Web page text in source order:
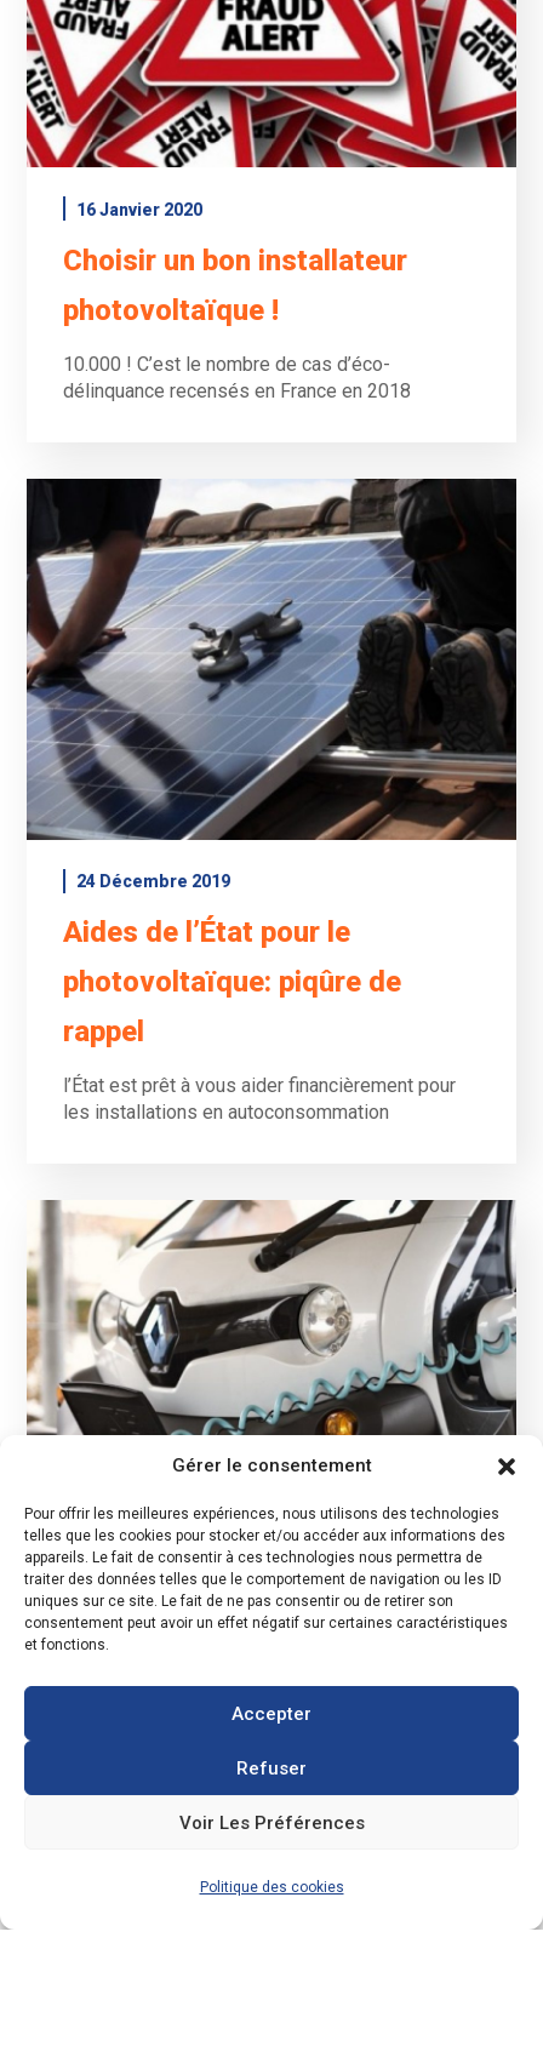
Gérer le consentement
Pour offrir les meilleures expériences, nous utilisons des technologies
telles que les cookies pour stocker et/ou accéder aux informations des
appareils. Le fait de consentir à ces technologies nous permettra de
traiter des données telles que le comportement de navigation ou les ID
uniques sur ce site. Le fait de ne pas consentir ou de retirer son
consentement peut avoir un effet négatif sur certaines caractéristiques
et fonctions.
Accepter
Refuser
Voir Les Préférences
Politique des cookies
16 Janvier 2020
Choisir un bon installateur
photovoltaïque !
10.000 ! C’est le nombre de cas d’éco-
délinquance recensés en France en 2018
24 Décembre 2019
Aides de l’État pour le
photovoltaïque: piqûre de
rappel
l’État est prêt à vous aider financièrement pour
les installations en autoconsommation
24 Décembre 2019
[je-roule-au-solaire] Les
véhicules électriques bientôt
au même prix que leurs
équivalents thermiques
son équivalente thermique